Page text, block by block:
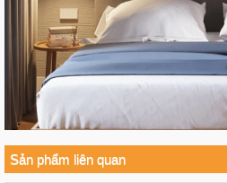
Sản phẩm liên quan